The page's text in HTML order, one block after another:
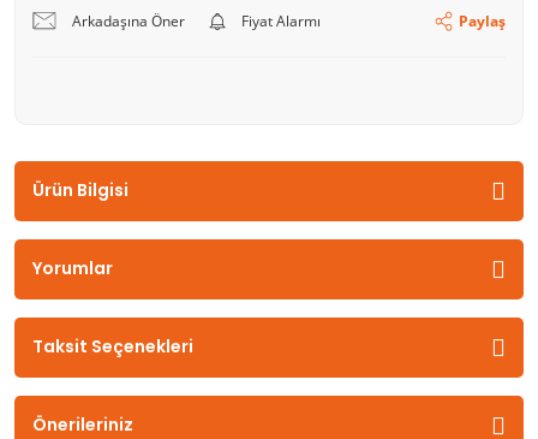
Arkadaşına Öner Fiyat Alarmı Paylaş
Ürün Bilgisi
Yorumlar
Taksit Seçenekleri
Önerileriniz